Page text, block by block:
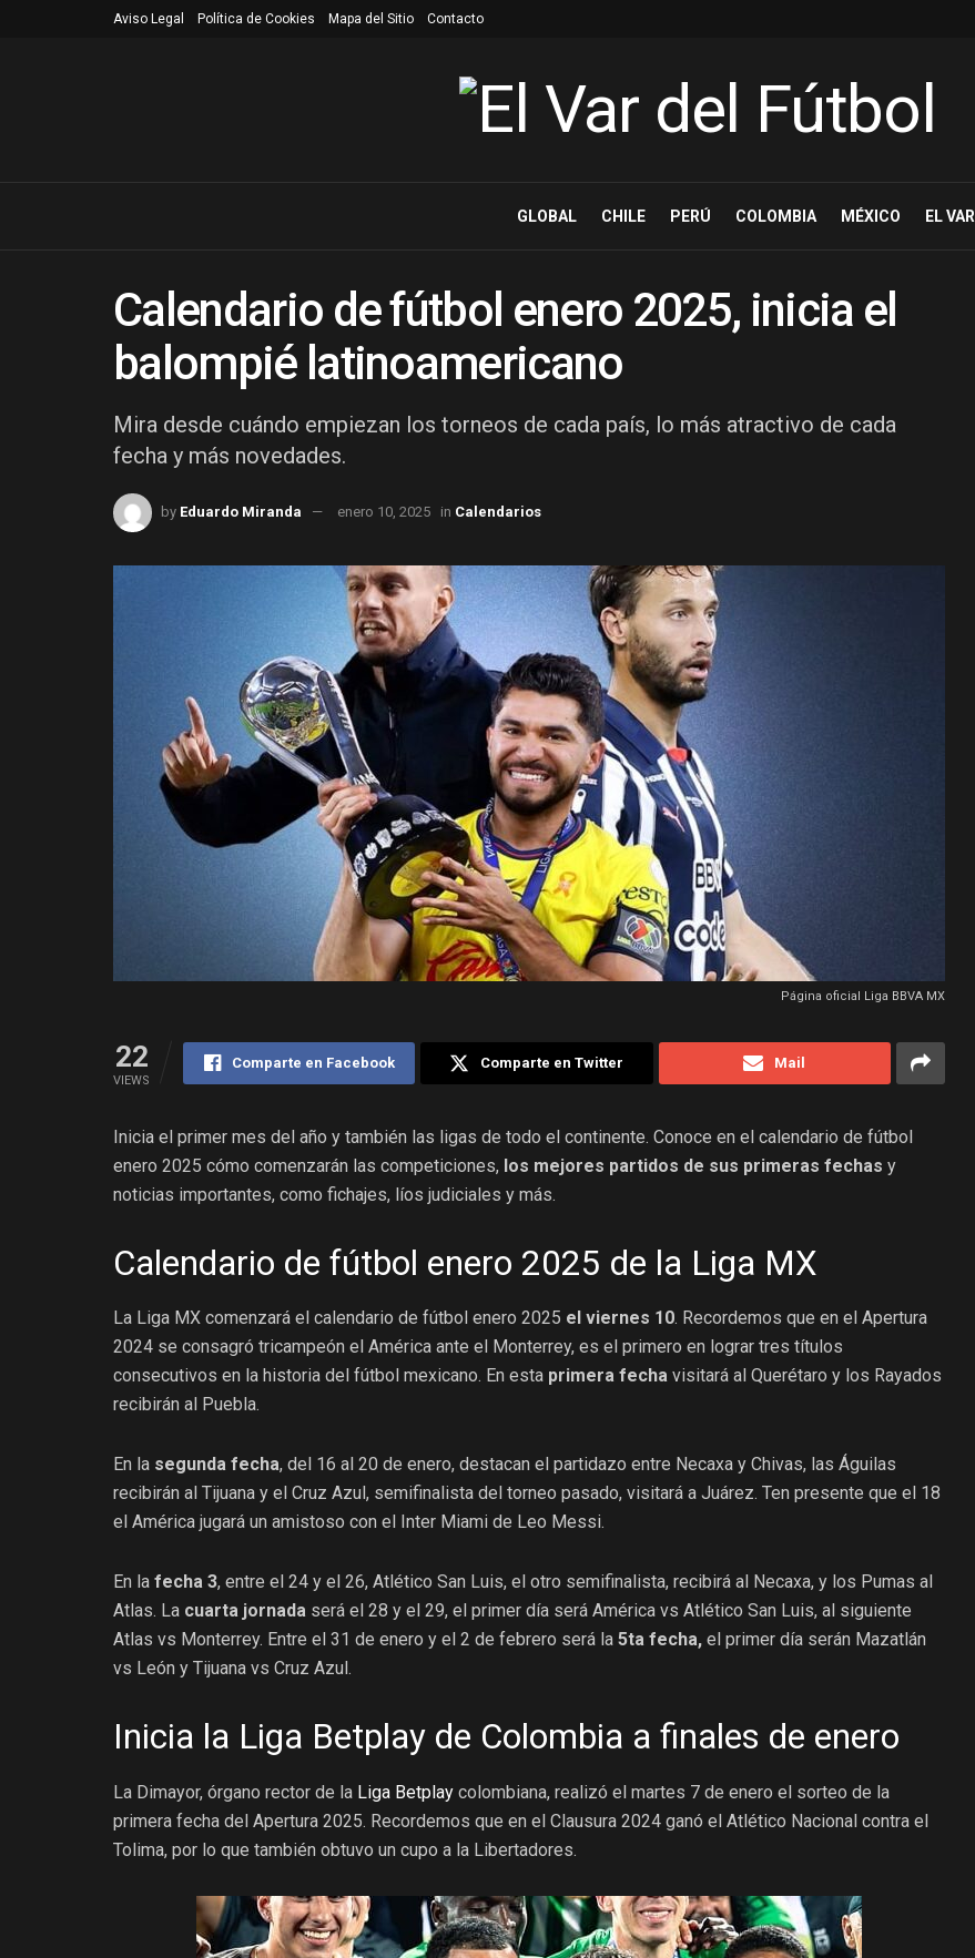
Aviso Legal Política de Cookies Mapa del Sitio Contacto
GLOBAL CHILE PERÚ COLOMBIA MÉXICO EL VAR
Calendario de fútbol enero 2025, inicia el
balompié latinoamericano
Mira desde cuándo empiezan los torneos de cada país, lo más atractivo de cada
fecha y más novedades.
by Eduardo Miranda enero 10, 2025 in Calendarios
Página oficial Liga BBVA MX
22
VIEWS
Comparte en Facebook Comparte en Twitter Mail
Inicia el primer mes del año y también las ligas de todo el continente. Conoce en el calendario de fútbol
enero 2025 cómo comenzarán las competiciones, los mejores partidos de sus primeras fechas y
noticias importantes, como fichajes, líos judiciales y más.
Calendario de fútbol enero 2025 de la Liga MX
La Liga MX comenzará el calendario de fútbol enero 2025 el viernes 10. Recordemos que en el Apertura
2024 se consagró tricampeón el América ante el Monterrey, es el primero en lograr tres títulos
consecutivos en la historia del fútbol mexicano. En esta primera fecha visitará al Querétaro y los Rayados
recibirán al Puebla.
En la segunda fecha, del 16 al 20 de enero, destacan el partidazo entre Necaxa y Chivas, las Águilas
recibirán al Tijuana y el Cruz Azul, semifinalista del torneo pasado, visitará a Juárez. Ten presente que el 18
el América jugará un amistoso con el Inter Miami de Leo Messi.
En la fecha 3, entre el 24 y el 26, Atlético San Luis, el otro semifinalista, recibirá al Necaxa, y los Pumas al
Atlas. La cuarta jornada será el 28 y el 29, el primer día será América vs Atlético San Luis, al siguiente
Atlas vs Monterrey. Entre el 31 de enero y el 2 de febrero será la 5ta fecha, el primer día serán Mazatlán
vs León y Tijuana vs Cruz Azul.
Inicia la Liga Betplay de Colombia a finales de enero
La Dimayor, órgano rector de la Liga Betplay colombiana, realizó el martes 7 de enero el sorteo de la
primera fecha del Apertura 2025. Recordemos que en el Clausura 2024 ganó el Atlético Nacional contra el
Tolima, por lo que también obtuvo un cupo a la Libertadores.